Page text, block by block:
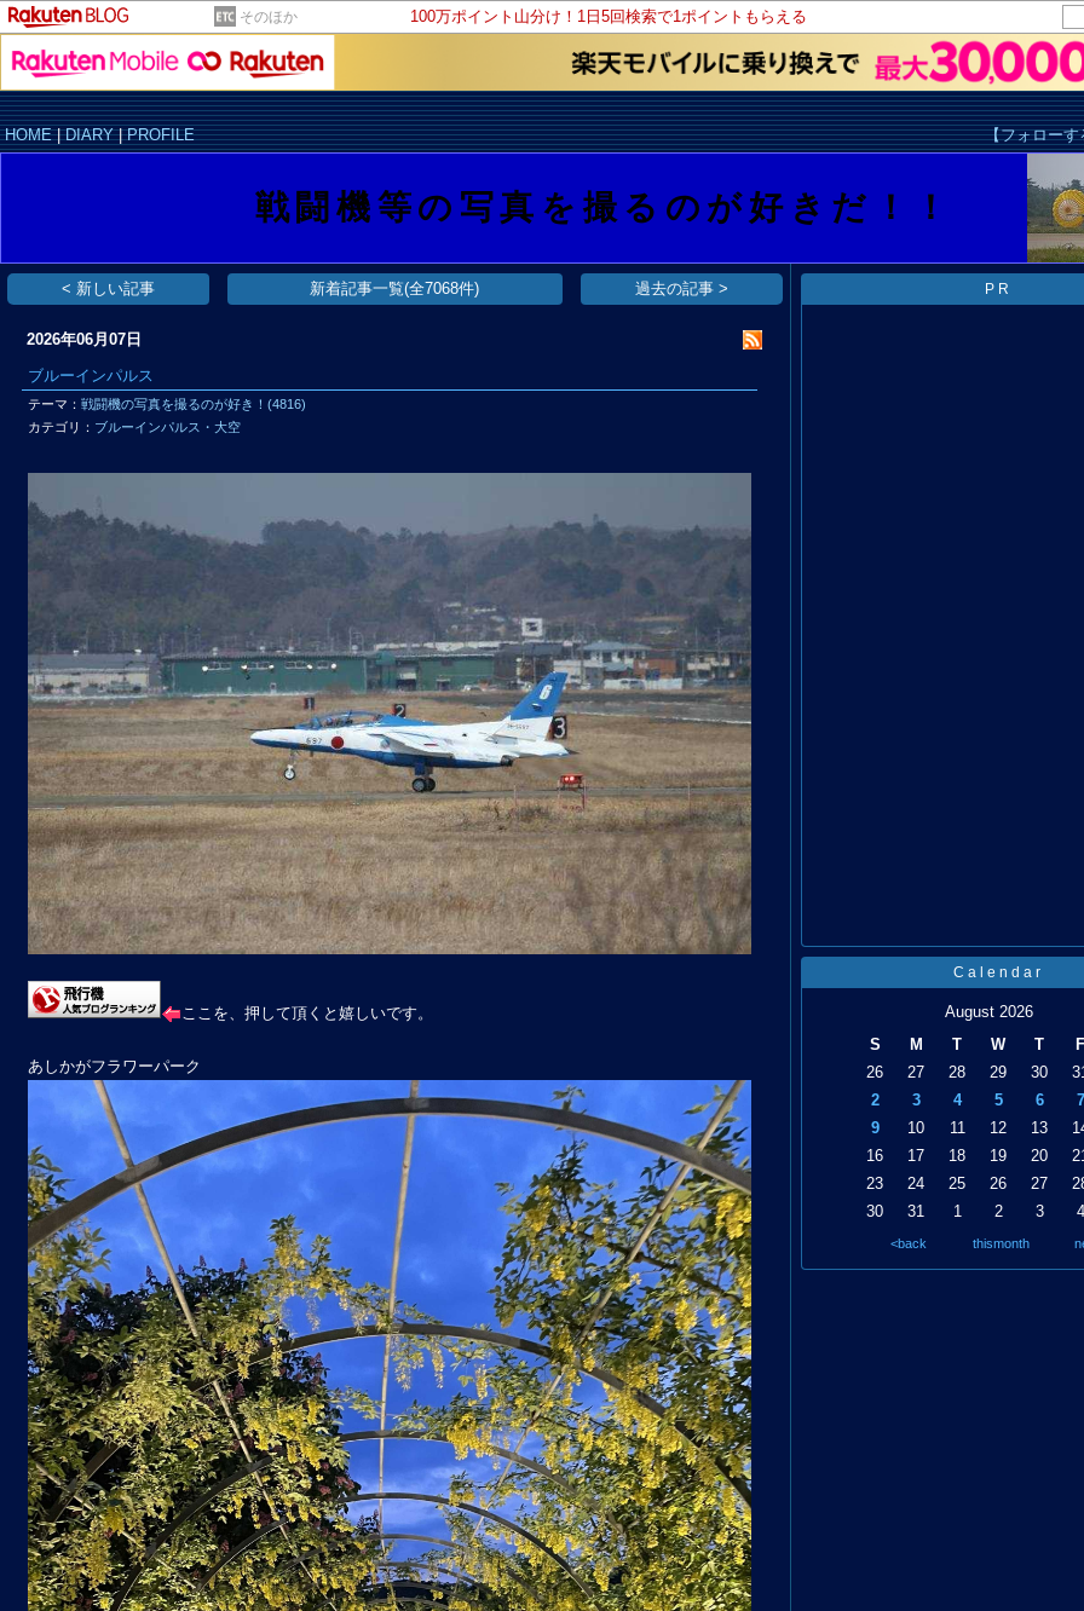
そのほか 100万ポイント山分け！1日5回検索で1ポイントもらえる
HOME|DIARY|PROFILE 【フォローす
戦闘機等の写真を撮るのが好きだ！！
< 新しい記事 新着記事一覧(全7068件) 過去の記事 >
2026年06月07日
ブルーインパルス
テーマ：戦闘機の写真を撮るのが好き！(4816)
カテゴリ： ブルーインパルス・大空
ここを、押して頂くと嬉しいです。
あしかがフラワーパーク
PR
Calendar
August 2026
S
M T W T F
26
27 28 29 30
2
3 4 5 6 7
9
10 11 12 13
16
17 18 19 20
23
24 25 26 27
30
31 1 2 3 4
<back thismonth